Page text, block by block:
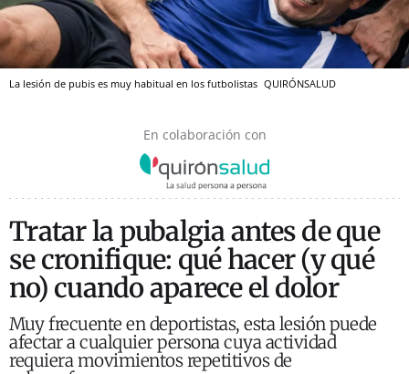
La lesión de pubis es muy habitual en los futbolistas QUIRÓNSALUD
En colaboración con
Tratar la pubalgia antes de que
se cronifique: qué hacer (y qué
no) cuando aparece el dolor
Muy frecuente en deportistas, esta lesión puede
afectar a cualquier persona cuya actividad
requiera movimientos repetitivos de